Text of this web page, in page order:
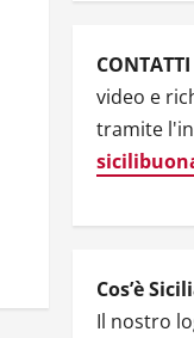
CONTATTI
video e
tramite
Cos’è
Il nostro